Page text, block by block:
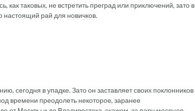
как таковых, не встретить преград или приключений, зато в
рай для новичков.
сегодня в упадке. Зато он заставляет своих поклонников
времени преодолеть некоторое, заранее